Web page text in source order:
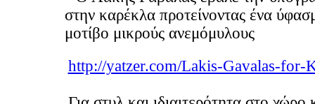
http://yatzer.com/Lakis-Gavalas-for-